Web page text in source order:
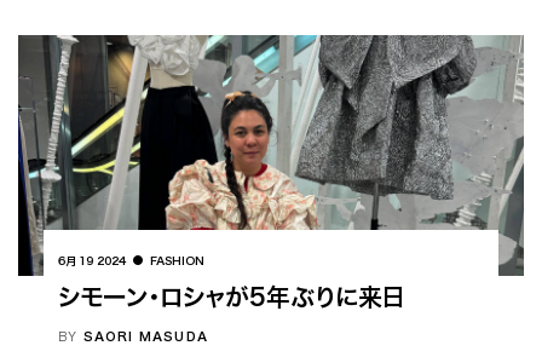
6月 19 2024 FASHION
シモーン・ロシャが5年ぶりに来日
BY SAORI MASUDA